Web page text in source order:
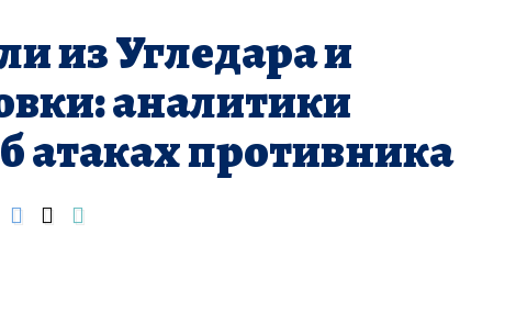
из Угледара и
аналитики
атаках противника